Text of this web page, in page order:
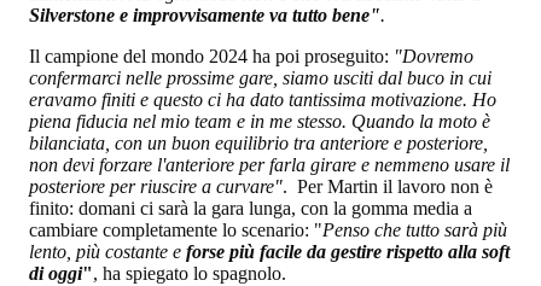
Silverstone e improvvisamente va tutto bene".
Il campione del mondo 2024 ha poi proseguito: "Dovremo
confermarci nelle prossime gare, siamo usciti dal buco in cui
eravamo finiti e questo ci ha dato tantissima motivazione. Ho
piena fiducia nel mio team e in me stesso. Quando la moto è
bilanciata, con un buon equilibrio tra anteriore e posteriore,
non devi forzare l'anteriore per farla girare e nemmeno usare il
posteriore per riuscire a curvare". Per Martin il lavoro non è
finito: domani ci sarà la gara lunga, con la gomma media a
cambiare completamente lo scenario: "Penso che tutto sarà più
lento, più costante e forse più facile da gestire rispetto alla soft
di oggi", ha spiegato lo spagnolo.